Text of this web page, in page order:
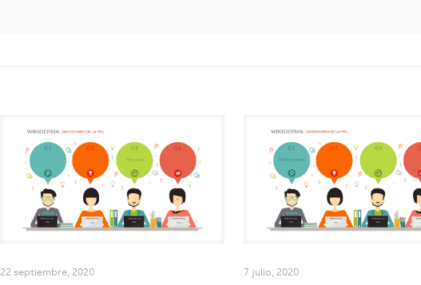
22 septiembre, 2020 7 julio, 2020